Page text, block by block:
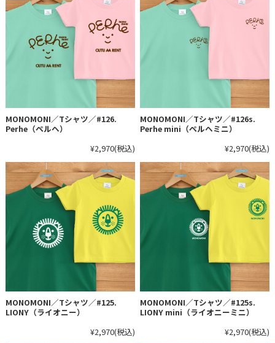
MONOMONI／Tシャツ／#126.
Perhe（ペルヘ）
¥2,970(税込)
MONOMONI／Tシャツ／#126s.
Perhe mini（ペルヘミニ）
¥2,970(税込)
MONOMONI／Tシャツ／#125.
LIONY（ライオニー）
¥2,970(税込)
MONOMONI／Tシャツ／#125s.
LIONY mini（ライオニーミニ）
¥2,970(税込)